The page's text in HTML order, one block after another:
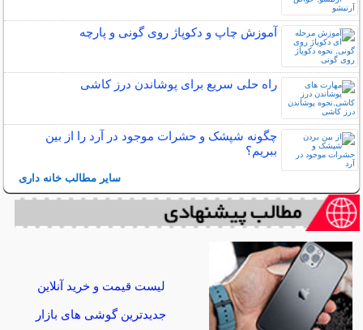
آموزش چاپ و دکوپاژ روی گونی و پارچه
راه حلی سریع برای پوشاندن درز کاشی
چگونه شپشک و حشرات موجود در آرد را از بین
ببریم؟
سایر مطالب خانه داری
لیست قیمت و خرید آنلاین
جدیدترین گوشی های بازار